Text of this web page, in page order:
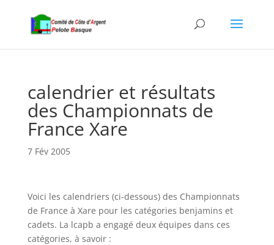
calendrier et résultats
des Championnats de
France Xare
7 Fév 2005
Voici les calendriers (ci-dessous) des Championnats
de France à Xare pour les catégories benjamins et
cadets. La lcapb a engagé deux équipes dans ces
catégories, à savoir :